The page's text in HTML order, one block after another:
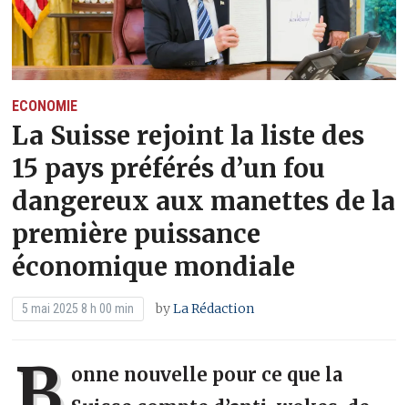
ECONOMIE
La Suisse rejoint la liste des
15 pays préférés d’un fou
dangereux aux manettes de la
première puissance
économique mondiale
5 mai 2025 8 h 00 min byLa Rédaction
onne nouvelle pour ce que la